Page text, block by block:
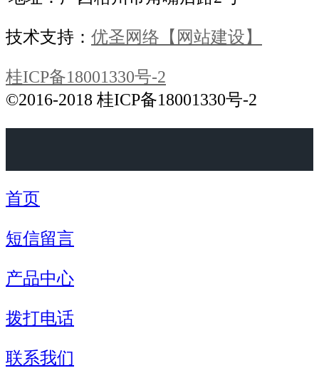
技术支持： 优圣网络 【网站建设】
桂ICP备18001330号-2
©2016-2018 桂ICP备18001330号-2
首页
短信留言
产品中心
拨打电话
联系我们